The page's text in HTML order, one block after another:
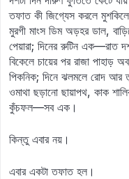
তফাত কী জিগ্যেস করলে
মুরগী মাংস ডিম অড়হর ডাল,
পেয়ারা; দিনের রুটিন এক—রাত
বিকেলে চায়ের পর রাজা পাহাড়
পিকনিক; দিনে ঝলমলে রোদ আর
ওমাথা ছড়ানো ছায়াপথ, কাক
কুঁচফল—সব এক।
কিন্তু এবার নয়।
এবার একটা তফাত হল।
Remember me